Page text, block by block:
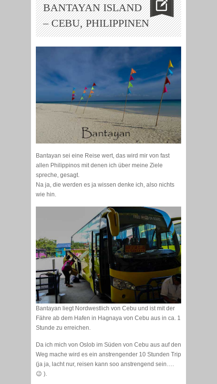
BANTAYAN ISLAND
– CEBU, PHILIPPINEN
Bantayan sei eine Reise wert, das wird mir von fast
allen Philippinos mit denen ich über meine Ziele
spreche, gesagt.
Na ja, die werden es ja wissen denke ich, also nichts
wie hin.
Bantayan liegt Nordwestlich von Cebu und ist mit der
Fähre ab dem Hafen in Hagnaya von Cebu aus in ca. 1
Stunde zu erreichen.
Da ich mich von Oslob im Süden von Cebu aus auf den
Weg mache wird es ein anstrengender 10 Stunden Trip
(ja ja, lacht nur, reisen kann soo anstrengend sein….
😉 ).